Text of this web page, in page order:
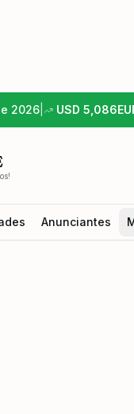
2026 USD 5,086
Anunciantes